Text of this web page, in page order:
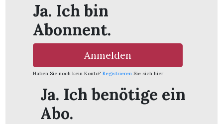
Ja. Ich bin
Abonnent.
Anmelden
Haben Sie noch kein Konto? Registrieren Sie sich hier
Ja. Ich benötige ein
Abo.